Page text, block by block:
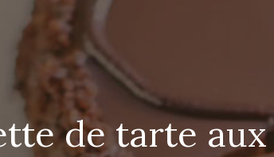
de tarte